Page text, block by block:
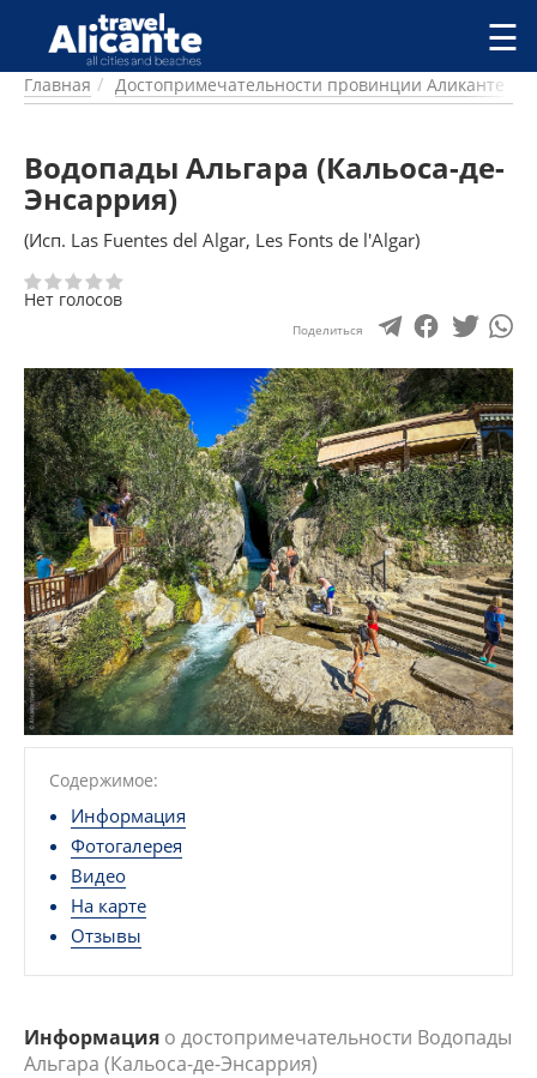
Перейти к основному содержанию
ГОРОДА
ПИТАНИЕ
ПРОЖИВАНИЕ
ПЛЯЖИ
ДОСТОПРИМЕЧАТЕЛЬНОСТИ
КЕМПИНГ
КОМАРКИ (РАЙОНЫ)
ПРЕДЛОЖЕНИЯ
СТАТЬИ
УСЛУГИ
☰
Главная Достопримечательности провинции Аликанте
Водопады Альгара (Кальоса-де-
Энсаррия)
(Исп. Las Fuentes del Algar, Les Fonts de l'Algar)
Нет голосов
Поделиться
Содержимое:
Информация
Фотогалерея
Видео
На карте
Отзывы
Информация о достопримечательности Водопады
Альгара (Кальоса-де-Энсаррия)